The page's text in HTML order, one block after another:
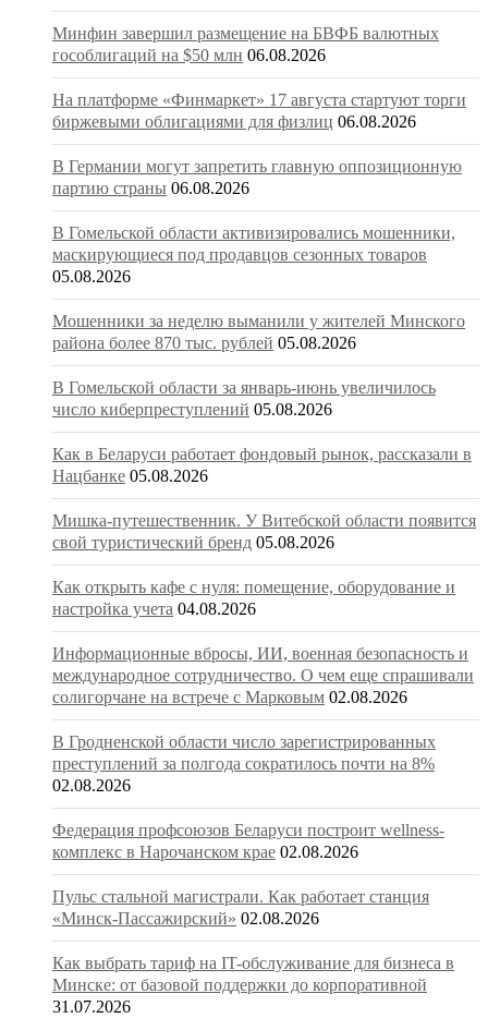
Минфин завершил размещение на БВФБ валютных
гособлигаций на $50 млн 06.08.2026
На платформе «Финмаркет» 17 августа стартуют торги
биржевыми облигациями для физлиц 06.08.2026
В Германии могут запретить главную оппозиционную
партию страны 06.08.2026
В Гомельской области активизировались мошенники,
маскирующиеся под продавцов сезонных товаров
05.08.2026
Мошенники за неделю выманили у жителей Минского
района более 870 тыс. рублей 05.08.2026
В Гомельской области за январь-июнь увеличилось
число киберпреступлений 05.08.2026
Как в Беларуси работает фондовый рынок, рассказали в
Нацбанке 05.08.2026
Мишка-путешественник. У Витебской области появится
свой туристический бренд 05.08.2026
Как открыть кафе с нуля: помещение, оборудование и
настройка учета 04.08.2026
Информационные вбросы, ИИ, военная безопасность и
международное сотрудничество. О чем еще спрашивали
солигорчане на встрече с Марковым 02.08.2026
В Гродненской области число зарегистрированных
преступлений за полгода сократилось почти на 8%
02.08.2026
Федерация профсоюзов Беларуси построит wellness-
комплекс в Нарочанском крае 02.08.2026
Пульс стальной магистрали. Как работает станция
«Минск-Пассажирский» 02.08.2026
Как выбрать тариф на IT-обслуживание для бизнеса в
Минске: от базовой поддержки до корпоративной
31.07.2026